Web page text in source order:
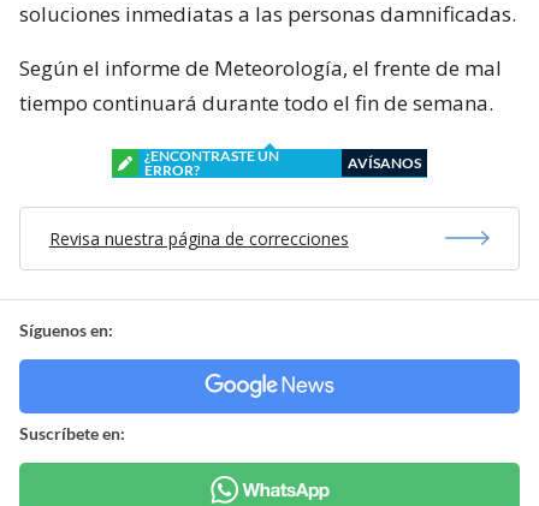
soluciones inmediatas a las personas damnificadas.
Según el informe de Meteorología, el frente de mal
tiempo continuará durante todo el fin de semana.
¿ENCONTRASTE UN
ERROR?
AVÍSANOS
Revisa nuestra página de correcciones
Síguenos en:
Suscríbete en: